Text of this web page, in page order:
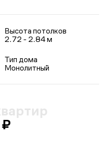
Высота потолков
2.72 - 2.84 м
Тип дома
Монолитный